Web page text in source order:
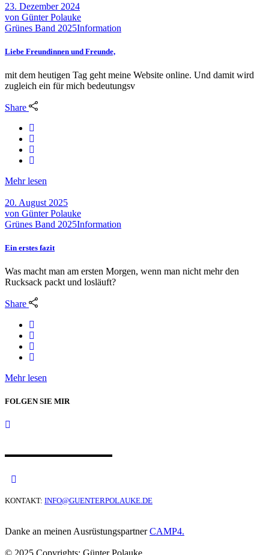
23. Dezember 2024
von Günter Polauke
Grünes Band 2025Information
Liebe Freundinnen und Freunde,
mit dem heutigen Tag geht meine Website online. Und damit wird
zugleich ein für mich bedeutungsv
Share
Mehr lesen
20. August 2025
von Günter Polauke
Grünes Band 2025Information
Ein erstes fazit
Was macht man am ersten Morgen, wenn man nicht mehr den
Rucksack packt und losläuft?
Share
Mehr lesen
FOLGEN SIE MIR
KONTAKT: INFO@GUENTERPOLAUKE.DE
Danke an meinen AusrüstungspartnerCAMP4.
© 2025 Copyrights: Günter Polauke